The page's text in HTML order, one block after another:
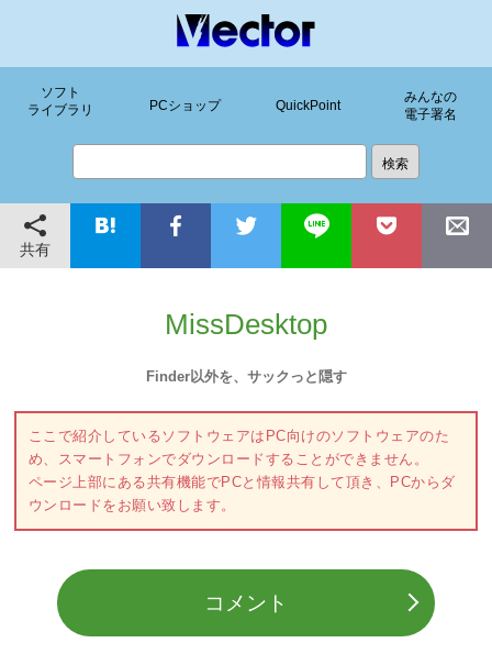
ソフト
ライブラリ
PCショップ QuickPoint
みんなの
電子署名
共有
MissDesktop
Finder以外を、サックっと隠す
ここで紹介しているソフトウェアはPC向けのソフトウェアのた
め、スマートフォンでダウンロードすることができません。
ページ上部にある共有機能でPCと情報共有して頂き、PCからダ
ウンロードをお願い致します。
コメント